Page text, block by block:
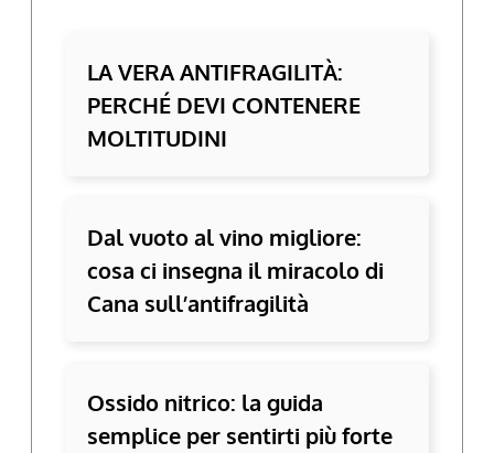
LA VERA ANTIFRAGILITÀ:
PERCHÉ DEVI CONTENERE
MOLTITUDINI
Dal vuoto al vino migliore:
cosa ci insegna il miracolo di
Cana sull’antifragilità
Ossido nitrico: la guida
semplice per sentirti più forte